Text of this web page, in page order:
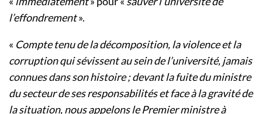
l’effondrement».
« Compte tenu de la décomposition, la violence et la
corruption qui sévissent au sein de l’université, jamais
connues dans son histoire ; devant la fuite du ministre
du secteur de ses responsabilités et face à la gravité de
la situation, nous appelons le Premier ministre à